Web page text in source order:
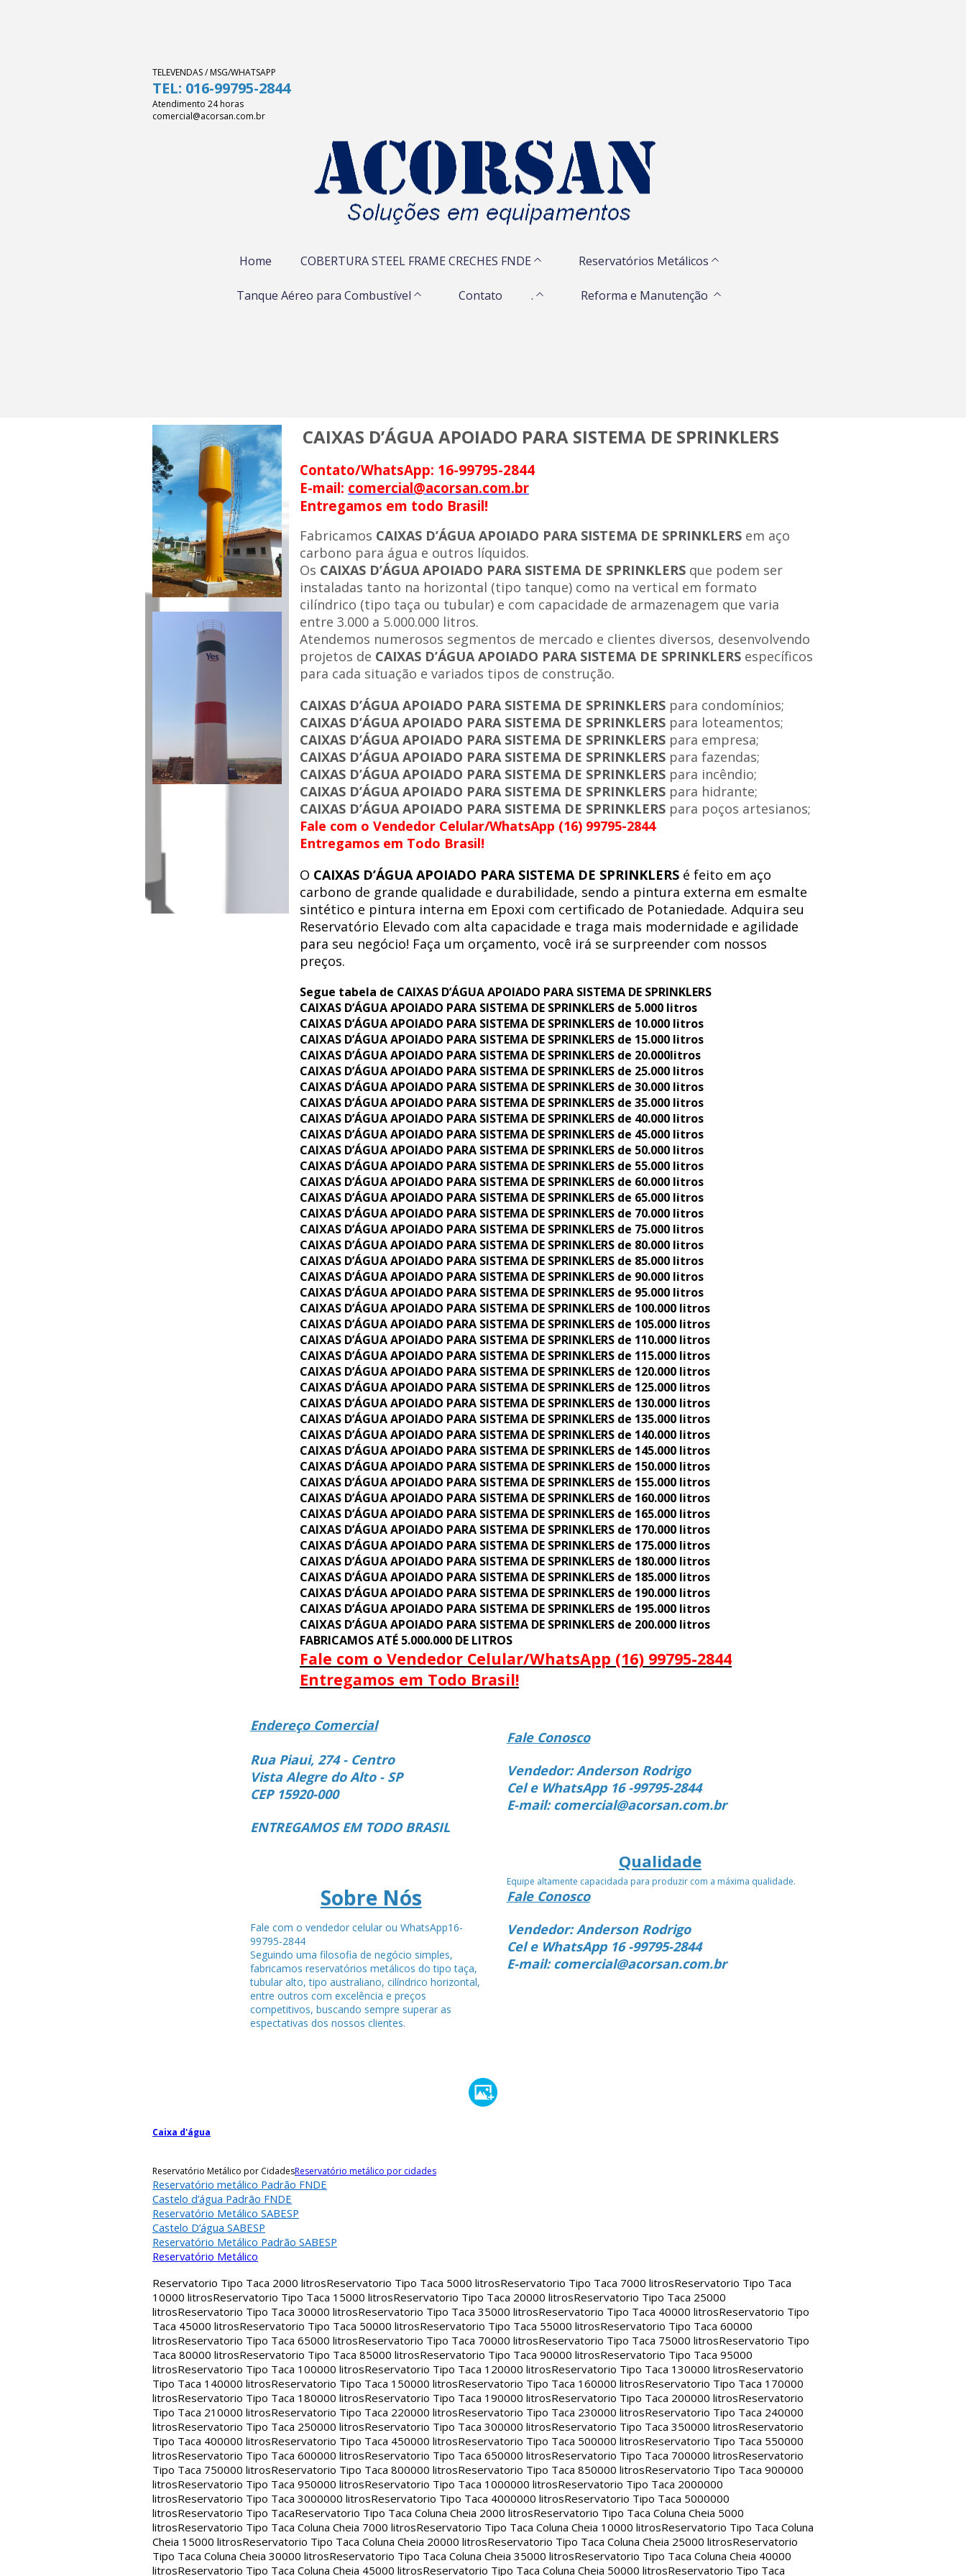
TELEVENDAS / MSG/WHATSAPP
TEL: 016-99795-2844
Atendimento 24 horas
comercial@acorsan.com.br
Home COBERTURA STEEL FRAME CRECHES FNDE Reservatórios Metálicos
Tanque Aéreo para Combustível Contato . Reforma e Manutenção
CAIXAS D’ÁGUA APOIADO PARA SISTEMA DE SPRINKLERS
Contato/WhatsApp: 16-99795-2844
E-mail: comercial@acorsan.com.br
Entregamos em todo Brasil!
Fabricamos CAIXAS D’ÁGUA APOIADO PARA SISTEMA DE SPRINKLERS em aço
carbono para água e outros líquidos.
Os CAIXAS D’ÁGUA APOIADO PARA SISTEMA DE SPRINKLERS que podem ser
instaladas tanto na horizontal (tipo tanque) como na vertical em formato
cilíndrico (tipo taça ou tubular) e com capacidade de armazenagem que varia
entre 3.000 a 5.000.000 litros.
Atendemos numerosos segmentos de mercado e clientes diversos, desenvolvendo
projetos de CAIXAS D’ÁGUA APOIADO PARA SISTEMA DE SPRINKLERS específicos
para cada situação e variados tipos de construção.
CAIXAS D’ÁGUA APOIADO PARA SISTEMA DE SPRINKLERS para condomínios;
CAIXAS D’ÁGUA APOIADO PARA SISTEMA DE SPRINKLERS para loteamentos;
CAIXAS D’ÁGUA APOIADO PARA SISTEMA DE SPRINKLERS para empresa;
CAIXAS D’ÁGUA APOIADO PARA SISTEMA DE SPRINKLERS para fazendas;
CAIXAS D’ÁGUA APOIADO PARA SISTEMA DE SPRINKLERS para incêndio;
CAIXAS D’ÁGUA APOIADO PARA SISTEMA DE SPRINKLERS para hidrante;
CAIXAS D’ÁGUA APOIADO PARA SISTEMA DE SPRINKLERS para poços artesianos;
Fale com o Vendedor Celular/WhatsApp (16) 99795-2844
Entregamos em Todo Brasil!
O CAIXAS D’ÁGUA APOIADO PARA SISTEMA DE SPRINKLERS é feito em aço
carbono de grande qualidade e durabilidade, sendo a pintura externa em esmalte
sintético e pintura interna em Epoxi com certificado de Potaniedade. Adquira seu
Reservatório Elevado com alta capacidade e traga mais modernidade e agilidade
para seu negócio! Faça um orçamento, você irá se surpreender com nossos
preços.
Segue tabela de CAIXAS D’ÁGUA APOIADO PARA SISTEMA DE SPRINKLERS
CAIXAS D’ÁGUA APOIADO PARA SISTEMA DE SPRINKLERS de 5.000 litros
CAIXAS D’ÁGUA APOIADO PARA SISTEMA DE SPRINKLERS de 10.000 litros
CAIXAS D’ÁGUA APOIADO PARA SISTEMA DE SPRINKLERS de 15.000 litros
CAIXAS D’ÁGUA APOIADO PARA SISTEMA DE SPRINKLERS de 20.000litros
CAIXAS D’ÁGUA APOIADO PARA SISTEMA DE SPRINKLERS de 25.000 litros
CAIXAS D’ÁGUA APOIADO PARA SISTEMA DE SPRINKLERS de 30.000 litros
CAIXAS D’ÁGUA APOIADO PARA SISTEMA DE SPRINKLERS de 35.000 litros
CAIXAS D’ÁGUA APOIADO PARA SISTEMA DE SPRINKLERS de 40.000 litros
CAIXAS D’ÁGUA APOIADO PARA SISTEMA DE SPRINKLERS de 45.000 litros
CAIXAS D’ÁGUA APOIADO PARA SISTEMA DE SPRINKLERS de 50.000 litros
CAIXAS D’ÁGUA APOIADO PARA SISTEMA DE SPRINKLERS de 55.000 litros
CAIXAS D’ÁGUA APOIADO PARA SISTEMA DE SPRINKLERS de 60.000 litros
CAIXAS D’ÁGUA APOIADO PARA SISTEMA DE SPRINKLERS de 65.000 litros
CAIXAS D’ÁGUA APOIADO PARA SISTEMA DE SPRINKLERS de 70.000 litros
CAIXAS D’ÁGUA APOIADO PARA SISTEMA DE SPRINKLERS de 75.000 litros
CAIXAS D’ÁGUA APOIADO PARA SISTEMA DE SPRINKLERS de 80.000 litros
CAIXAS D’ÁGUA APOIADO PARA SISTEMA DE SPRINKLERS de 85.000 litros
CAIXAS D’ÁGUA APOIADO PARA SISTEMA DE SPRINKLERS de 90.000 litros
CAIXAS D’ÁGUA APOIADO PARA SISTEMA DE SPRINKLERS de 95.000 litros
CAIXAS D’ÁGUA APOIADO PARA SISTEMA DE SPRINKLERS de 100.000 litros
CAIXAS D’ÁGUA APOIADO PARA SISTEMA DE SPRINKLERS de 105.000 litros
CAIXAS D’ÁGUA APOIADO PARA SISTEMA DE SPRINKLERS de 110.000 litros
CAIXAS D’ÁGUA APOIADO PARA SISTEMA DE SPRINKLERS de 115.000 litros
CAIXAS D’ÁGUA APOIADO PARA SISTEMA DE SPRINKLERS de 120.000 litros
CAIXAS D’ÁGUA APOIADO PARA SISTEMA DE SPRINKLERS de 125.000 litros
CAIXAS D’ÁGUA APOIADO PARA SISTEMA DE SPRINKLERS de 130.000 litros
CAIXAS D’ÁGUA APOIADO PARA SISTEMA DE SPRINKLERS de 135.000 litros
CAIXAS D’ÁGUA APOIADO PARA SISTEMA DE SPRINKLERS de 140.000 litros
CAIXAS D’ÁGUA APOIADO PARA SISTEMA DE SPRINKLERS de 145.000 litros
CAIXAS D’ÁGUA APOIADO PARA SISTEMA DE SPRINKLERS de 150.000 litros
CAIXAS D’ÁGUA APOIADO PARA SISTEMA DE SPRINKLERS de 155.000 litros
CAIXAS D’ÁGUA APOIADO PARA SISTEMA DE SPRINKLERS de 160.000 litros
CAIXAS D’ÁGUA APOIADO PARA SISTEMA DE SPRINKLERS de 165.000 litros
CAIXAS D’ÁGUA APOIADO PARA SISTEMA DE SPRINKLERS de 170.000 litros
CAIXAS D’ÁGUA APOIADO PARA SISTEMA DE SPRINKLERS de 175.000 litros
CAIXAS D’ÁGUA APOIADO PARA SISTEMA DE SPRINKLERS de 180.000 litros
CAIXAS D’ÁGUA APOIADO PARA SISTEMA DE SPRINKLERS de 185.000 litros
CAIXAS D’ÁGUA APOIADO PARA SISTEMA DE SPRINKLERS de 190.000 litros
CAIXAS D’ÁGUA APOIADO PARA SISTEMA DE SPRINKLERS de 195.000 litros
CAIXAS D’ÁGUA APOIADO PARA SISTEMA DE SPRINKLERS de 200.000 litros
FABRICAMOS ATÉ 5.000.000 DE LITROS
Fale com o Vendedor Celular/WhatsApp (16) 99795-2844
Entregamos em Todo Brasil!
Endereço Comercial
Rua Piaui, 274 - Centro
Vista Alegre do Alto - SP
CEP 15920-000
ENTREGAMOS EM TODO BRASIL
Sobre Nós
Fale com o vendedor celular ou WhatsApp16-
99795-2844
Seguindo uma filosofia de negócio simples,
fabricamos reservatórios metálicos do tipo taça,
tubular alto, tipo australiano, cilíndrico horizontal,
entre outros com excelência e preços
competitivos, buscando sempre superar as
espectativas dos nossos clientes.
Fale Conosco
Vendedor: Anderson Rodrigo
Cel e WhatsApp 16 -99795-2844
E-mail: comercial@acorsan.com.br
Qualidade
Equipe altamente capacidada para produzir com a máxima qualidade.
Fale Conosco
Vendedor: Anderson Rodrigo
Cel e WhatsApp 16 -99795-2844
E-mail: comercial@acorsan.com.br
Caixa d'água
Reservatório Metálico por CidadesReservatório metálico por cidades
Reservatório metálico Padrão FNDE
Castelo d’água Padrão FNDE
Reservatório Metálico SABESP
Castelo D’água SABESP
Reservatório Metálico Padrão SABESP
Reservatório Metálico
Reservatorio Tipo Taca 2000 litrosReservatorio Tipo Taca 5000 litrosReservatorio Tipo Taca 7000 litrosReservatorio Tipo Taca
10000 litrosReservatorio Tipo Taca 15000 litrosReservatorio Tipo Taca 20000 litrosReservatorio Tipo Taca 25000
litrosReservatorio Tipo Taca 30000 litrosReservatorio Tipo Taca 35000 litrosReservatorio Tipo Taca 40000 litrosReservatorio Tipo
Taca 45000 litrosReservatorio Tipo Taca 50000 litrosReservatorio Tipo Taca 55000 litrosReservatorio Tipo Taca 60000
litrosReservatorio Tipo Taca 65000 litrosReservatorio Tipo Taca 70000 litrosReservatorio Tipo Taca 75000 litrosReservatorio Tipo
Taca 80000 litrosReservatorio Tipo Taca 85000 litrosReservatorio Tipo Taca 90000 litrosReservatorio Tipo Taca 95000
litrosReservatorio Tipo Taca 100000 litrosReservatorio Tipo Taca 120000 litrosReservatorio Tipo Taca 130000 litrosReservatorio
Tipo Taca 140000 litrosReservatorio Tipo Taca 150000 litrosReservatorio Tipo Taca 160000 litrosReservatorio Tipo Taca 170000
litrosReservatorio Tipo Taca 180000 litrosReservatorio Tipo Taca 190000 litrosReservatorio Tipo Taca 200000 litrosReservatorio
Tipo Taca 210000 litrosReservatorio Tipo Taca 220000 litrosReservatorio Tipo Taca 230000 litrosReservatorio Tipo Taca 240000
litrosReservatorio Tipo Taca 250000 litrosReservatorio Tipo Taca 300000 litrosReservatorio Tipo Taca 350000 litrosReservatorio
Tipo Taca 400000 litrosReservatorio Tipo Taca 450000 litrosReservatorio Tipo Taca 500000 litrosReservatorio Tipo Taca 550000
litrosReservatorio Tipo Taca 600000 litrosReservatorio Tipo Taca 650000 litrosReservatorio Tipo Taca 700000 litrosReservatorio
Tipo Taca 750000 litrosReservatorio Tipo Taca 800000 litrosReservatorio Tipo Taca 850000 litrosReservatorio Tipo Taca 900000
litrosReservatorio Tipo Taca 950000 litrosReservatorio Tipo Taca 1000000 litrosReservatorio Tipo Taca 2000000
litrosReservatorio Tipo Taca 3000000 litrosReservatorio Tipo Taca 4000000 litrosReservatorio Tipo Taca 5000000
litrosReservatorio Tipo TacaReservatorio Tipo Taca Coluna Cheia 2000 litrosReservatorio Tipo Taca Coluna Cheia 5000
litrosReservatorio Tipo Taca Coluna Cheia 7000 litrosReservatorio Tipo Taca Coluna Cheia 10000 litrosReservatorio Tipo Taca Coluna
Cheia 15000 litrosReservatorio Tipo Taca Coluna Cheia 20000 litrosReservatorio Tipo Taca Coluna Cheia 25000 litrosReservatorio
Tipo Taca Coluna Cheia 30000 litrosReservatorio Tipo Taca Coluna Cheia 35000 litrosReservatorio Tipo Taca Coluna Cheia 40000
litrosReservatorio Tipo Taca Coluna Cheia 45000 litrosReservatorio Tipo Taca Coluna Cheia 50000 litrosReservatorio Tipo Taca